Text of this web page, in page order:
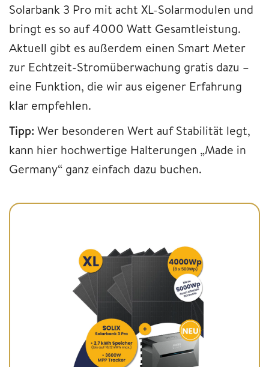
Solarbank 3 Pro mit acht XL-Solarmodulen und
bringt es so auf 4000 Watt Gesamtleistung.
Aktuell gibt es außerdem einen Smart Meter
zur Echtzeit-Stromüberwachung gratis dazu –
eine Funktion, die wir aus eigener Erfahrung
klar empfehlen.
Tipp: Wer besonderen Wert auf Stabilität legt,
kann hier hochwertige Halterungen „Made in
Germany“ ganz einfach dazu buchen.